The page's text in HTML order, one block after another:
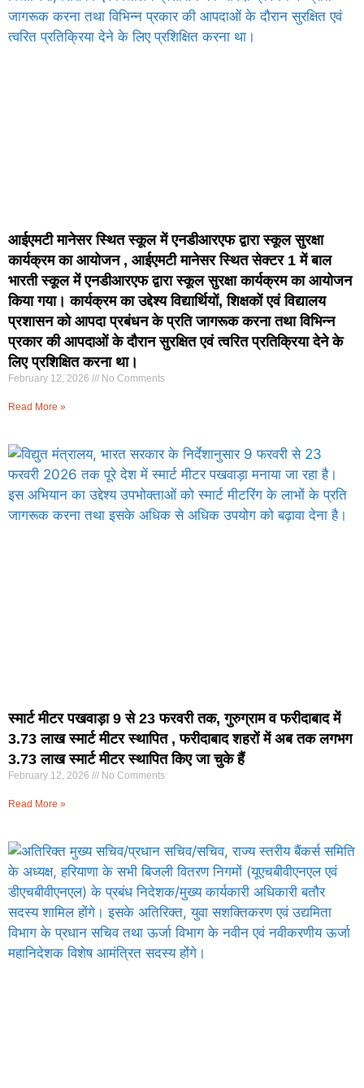
आईएमटी मानेसर स्थित स्कूल में एनडीआरएफ द्वारा स्कूल सुरक्षा
कार्यक्रम का आयोजन , आईएमटी मानेसर स्थित सेक्टर 1 में बाल
भारती स्कूल में एनडीआरएफ द्वारा स्कूल सुरक्षा कार्यक्रम का आयोजन
किया गया। कार्यक्रम का उद्देश्य विद्यार्थियों, शिक्षकों एवं विद्यालय
प्रशासन को आपदा प्रबंधन के प्रति जागरूक करना तथा विभिन्न
प्रकार की आपदाओं के दौरान सुरक्षित एवं त्वरित प्रतिक्रिया देने के
लिए प्रशिक्षित करना था।
February 12, 2026 No Comments
Read More »
स्मार्ट मीटर पखवाड़ा 9 से 23 फरवरी तक, गुरुग्राम व फरीदाबाद में
3.73 लाख स्मार्ट मीटर स्थापित , फरीदाबाद शहरों में अब तक लगभग
3.73 लाख स्मार्ट मीटर स्थापित किए जा चुके हैं
February 12, 2026 No Comments
Read More »